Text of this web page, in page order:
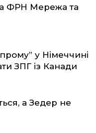
ФРН Мережа та
у Німеччині
ЗПГ із Канади
а Зедер не